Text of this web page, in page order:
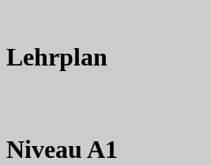
Lehrplan
Niveau A1